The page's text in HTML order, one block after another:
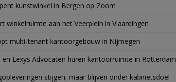
kunstwinkel in Bergen op Zoom
winkelruimte aan het Veerplein in Vlaardingen
multi-tenant kantoorgebouw in Nijmegen
en Lexys Advocaten huren kantoorruimte in Rotterdam
stijgen, maar blijven onder kabinetsdoel